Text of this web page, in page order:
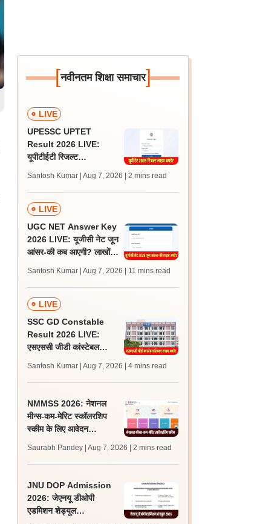
[नवीनतम शिक्षा समाचार]
LIVE
UPESSC UPTET
Result 2026 LIVE:
यूपीटीईटी रिजल्ट
जल्द, जानें लेटेस्ट अपडेट,
पासिंग मार्क्स
Santosh Kumar | Aug 7, 2026 | 2 mins read
LIVE
UGC NET Answer Key
2026 LIVE: यूजीसी नेट जून
आंसर-की कब आएगी? लाखों
Santosh Kumar | Aug 7, 2026 | 11 mins read
LIVE
SSC GD Constable
Result 2026 LIVE:
एसएससी जीडी कांस्टेबल
लेटेस्ट अपडेट, स्कोरकार्ड लिंक
Santosh Kumar | Aug 7, 2026 | 4 mins read
NMMSS 2026: नेशनल
मीन्स-कम-मेरिट स्कॉलरशिप
स्कीम के लिए आवेदन
शुरू, 31 अगस्त लास्ट डेट
Saurabh Pandey | Aug 7, 2026 | 2 mins read
JNU DOP Admission
2026: जेएनयू डीओपी
एडमिशन शेड्यूल